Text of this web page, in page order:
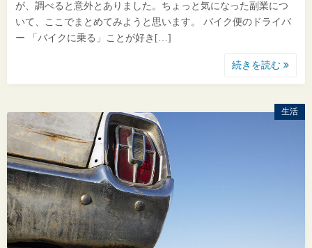
が、調べると意外とありました。ちょっと気になった副業につ
いて、ここでまとめてみようと思います。 バイク便のドライバ
ー 「バイクに乗る」ことが好き[…]
続きを読む
生活